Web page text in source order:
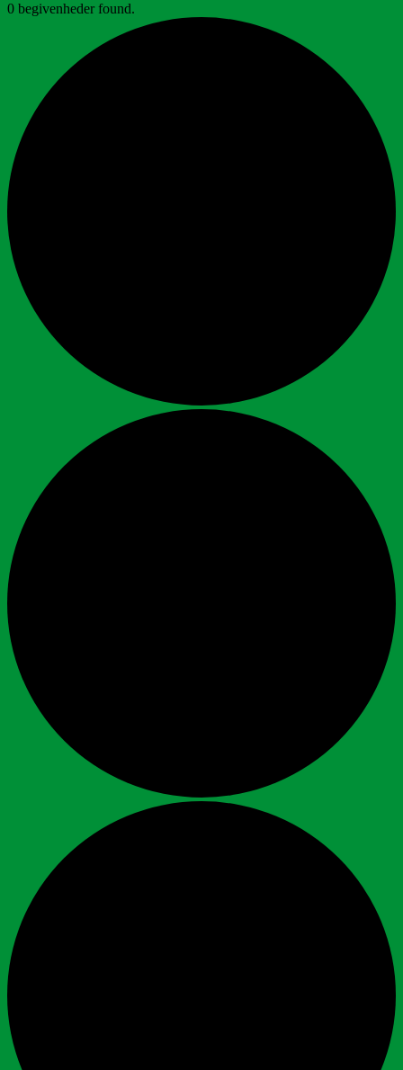
0 begivenheder found.